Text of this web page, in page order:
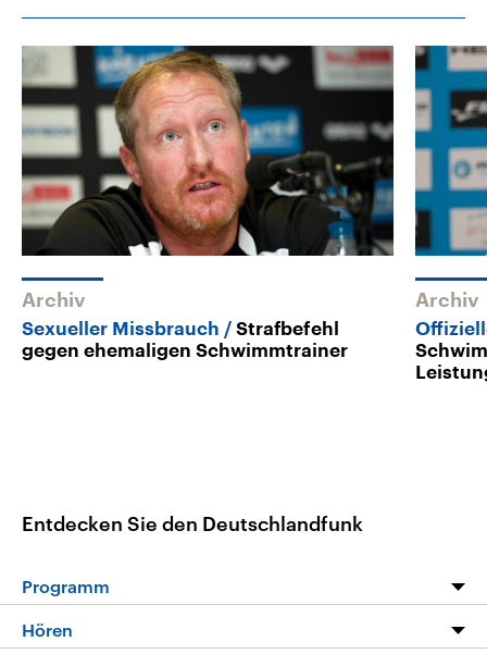
Archiv
Sexueller Missbrauch
Strafbefehl
gegen ehemaligen Schwimmtrainer
Archiv
Entdecken Sie den Deutschlandfunk
Programm
Programm
Hören